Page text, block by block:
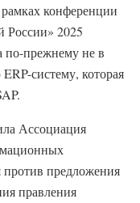
конференции
России» 2025
по-прежнему не в
систему, которая
Ассоциация
предложения
правления